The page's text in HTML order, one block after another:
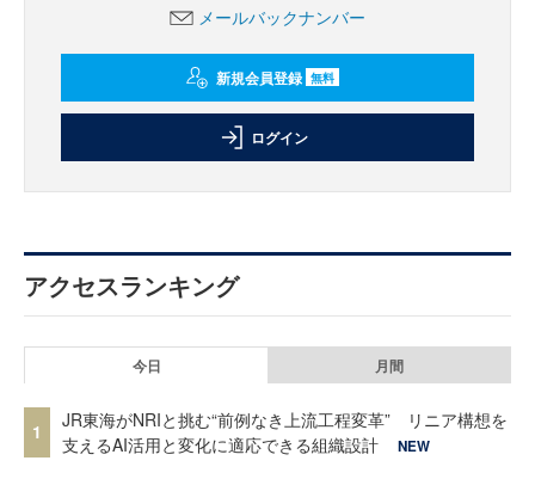
メールバックナンバー
新規会員登録 無料
ログイン
アクセスランキング
今日 月間
1
JR東海がNRIと挑む“前例なき上流工程変革” リニア構想を
支えるAI活用と変化に適応できる組織設計
NEW